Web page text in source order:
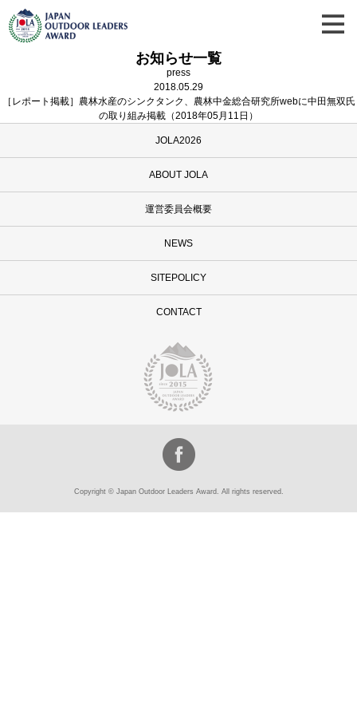
お知らせ一覧
press
2018.05.29
［レポート掲載］農林水産のシンクタンク、農林中金総合研究所webに中田無双氏
の取り組み掲載（2018年05月11日）
JOLA2026
ABOUT JOLA
運営委員会概要
NEWS
SITEPOLICY
CONTACT
Copyright © Japan Outdoor Leaders Award. All rights reserved.